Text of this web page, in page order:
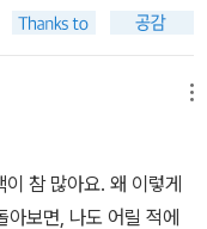
인 모리스 샌닥까지도
결합’이라는 찬사를 아
스 샌닥과 더불어 그다
요. ★크릭터-보아뱀과
납작이가 된 스탠리
은 사람산타할아버
렸다. “사진을 보니 왜
가 그렇게 못생겼어?”
조금의 위로도 되지 않
고 못생긴 사람이다.
면을 보며 외모패권주
나같이 순백색 와이셔
참 많아요. 왜 이렇게
보면, 나도 어릴 적에